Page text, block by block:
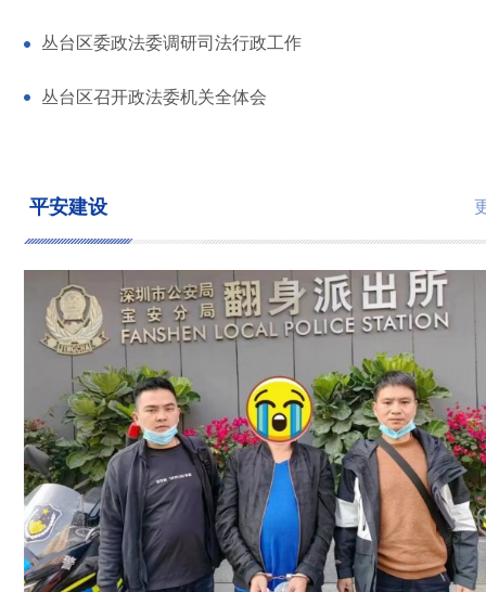
丛台区委政法委调研司法行政工作
丛台区召开政法委机关全体会
平安建设